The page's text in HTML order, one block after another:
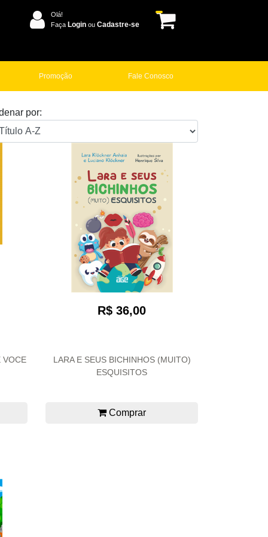
Olá!
Faça Login ou Cadastre-se
Promoção Fale Conosco
por:
VOCE
R$ 36,00
LARA E SEUS BICHINHOS (MUITO)
ESQUISITOS
Comprar